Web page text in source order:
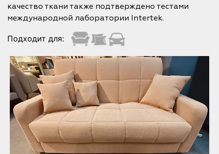
качество ткани также подтверждено тестами
международной лаборатории Intertek.
Подходит для: